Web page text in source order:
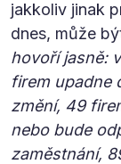
jakkoliv jinak
dnes, může
hovoří jasně:
firem upadne
změní, 49
nebo bude
zaměstnání,